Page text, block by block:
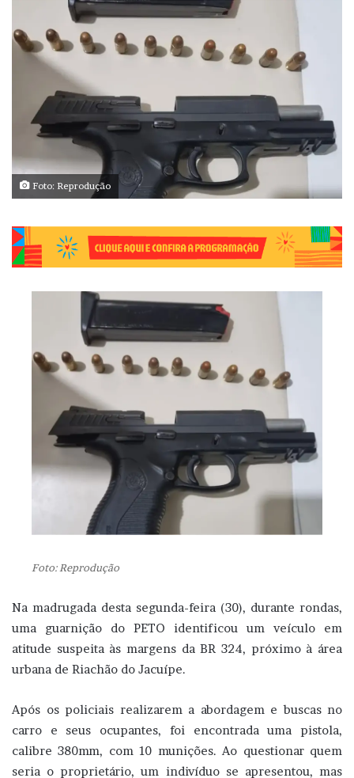
Foto: Reprodução
Foto: Reprodução
Na madrugada desta segunda-feira (30), durante rondas,
uma guarnição do PETO identificou um veículo em
atitude suspeita às margens da BR 324, próximo à área
urbana de Riachão do Jacuípe.
Após os policiais realizarem a abordagem e buscas no
carro e seus ocupantes, foi encontrada uma pistola,
calibre 380mm, com 10 munições. Ao questionar quem
seria o proprietário, um indivíduo se apresentou, mas